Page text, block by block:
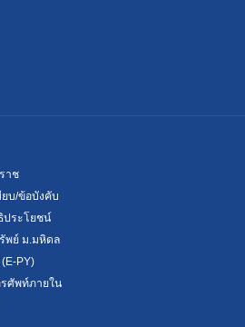
าช
ยบ/ข้อบังคับ
ประโยชน์
พย์ ม.มหิดล
PY)
ศัพท์ภายใน